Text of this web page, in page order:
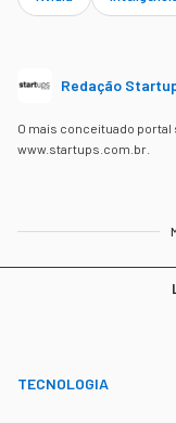
Redação
O mais conceituado
www.startups.com.br.
TECNOLOGIA